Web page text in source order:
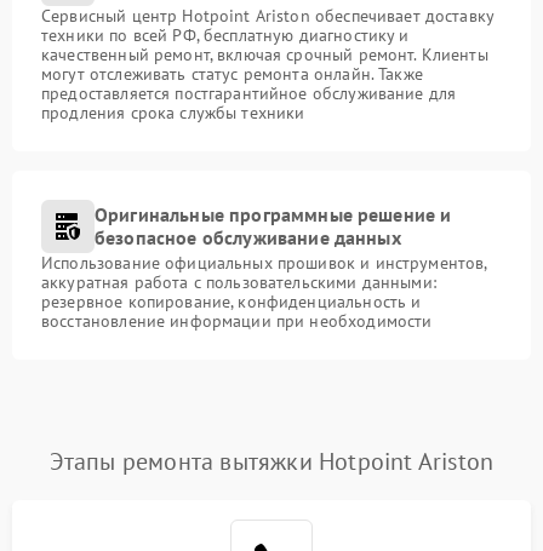
Сервисный центр Hotpoint Ariston обеспечивает доставку
техники по всей РФ, бесплатную диагностику и
качественный ремонт, включая срочный ремонт. Клиенты
могут отслеживать статус ремонта онлайн. Также
предоставляется постгарантийное обслуживание для
продления срока службы техники
Оригинальные программные решение и
безопасное обслуживание данных
Использование официальных прошивок и инструментов,
аккуратная работа с пользовательскими данными:
резервное копирование, конфиденциальность и
восстановление информации при необходимости
Этапы ремонта вытяжки Hotpoint Ariston